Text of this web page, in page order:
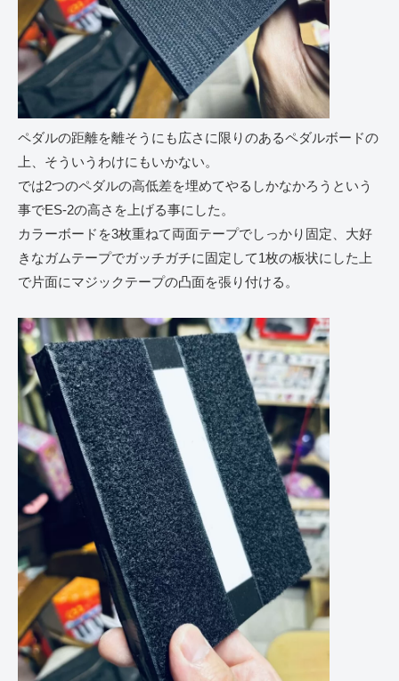
ペダルの距離を離そうにも広さに限りのあるペダルボードの
上、そういうわけにもいかない。
では2つのペダルの高低差を埋めてやるしかなかろうという
事でES-2の高さを上げる事にした。
カラーボードを3枚重ねて両面テープでしっかり固定、大好
きなガムテープでガッチガチに固定して1枚の板状にした上
で片面にマジックテープの凸面を張り付ける。